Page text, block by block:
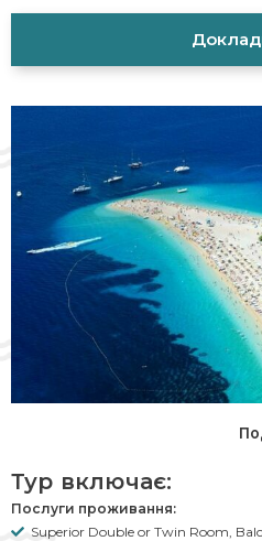
Тур включає:
Послуги проживання:
Superior Double or Twin Room,